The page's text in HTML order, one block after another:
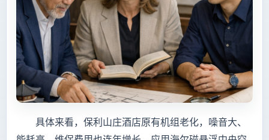
具体来看，保利山庄酒店原有机组老化，噪音大、